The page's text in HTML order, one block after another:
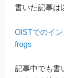
書いた記事は
OISTでのイ
frogs
記事中でも書